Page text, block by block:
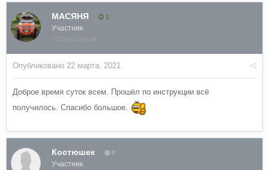
МАСЯНЯ 1
Участник
7 сообщений
Опубликовано 22 марта, 2021
Доброе время суток всем. Прошёл по инструкции всё
получилось. Спасибо большое.
Костюшек 0
Участник